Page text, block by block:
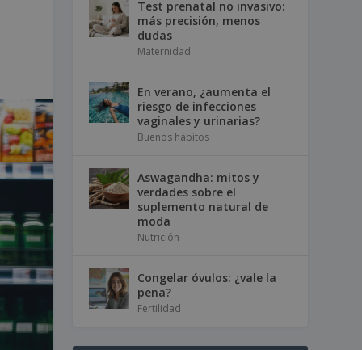
Test prenatal no invasivo:
más precisión, menos
dudas
Maternidad
En verano, ¿aumenta el
riesgo de infecciones
vaginales y urinarias?
Buenos hábitos
Aswagandha: mitos y
verdades sobre el
suplemento natural de
moda
Nutrición
Congelar óvulos: ¿vale la
pena?
Fertilidad